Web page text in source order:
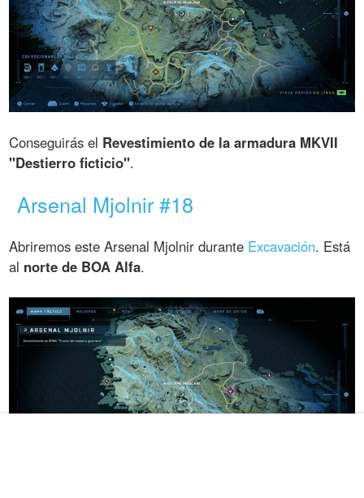
Conseguirás el Revestimiento de la armadura MKVII
"Destierro ficticio".
Arsenal Mjolnir #18
Abriremos este Arsenal Mjolnir durante Excavación. Está
al norte de BOA Alfa.